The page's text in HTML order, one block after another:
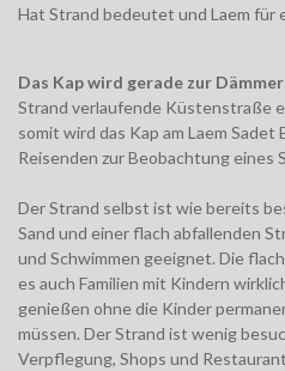
Hat Strand bedeutet und Laem für
Das Kap wird gerade zur
Strand verlaufende Küstenstraße
somit wird das Kap am Laem Sadet
Reisenden zur Beobachtung
Der Strand selbst ist wie bereits
Sand und einer flach abfallenden
und Schwimmen geeignet. Die
es auch Familien mit Kindern
genießen ohne die Kinder
müssen. Der Strand ist wenig
Verpflegung, Shops und